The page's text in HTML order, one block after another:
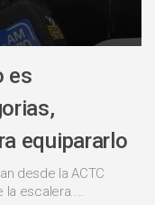
es
equipararlo
desde la ACTC
escalera....